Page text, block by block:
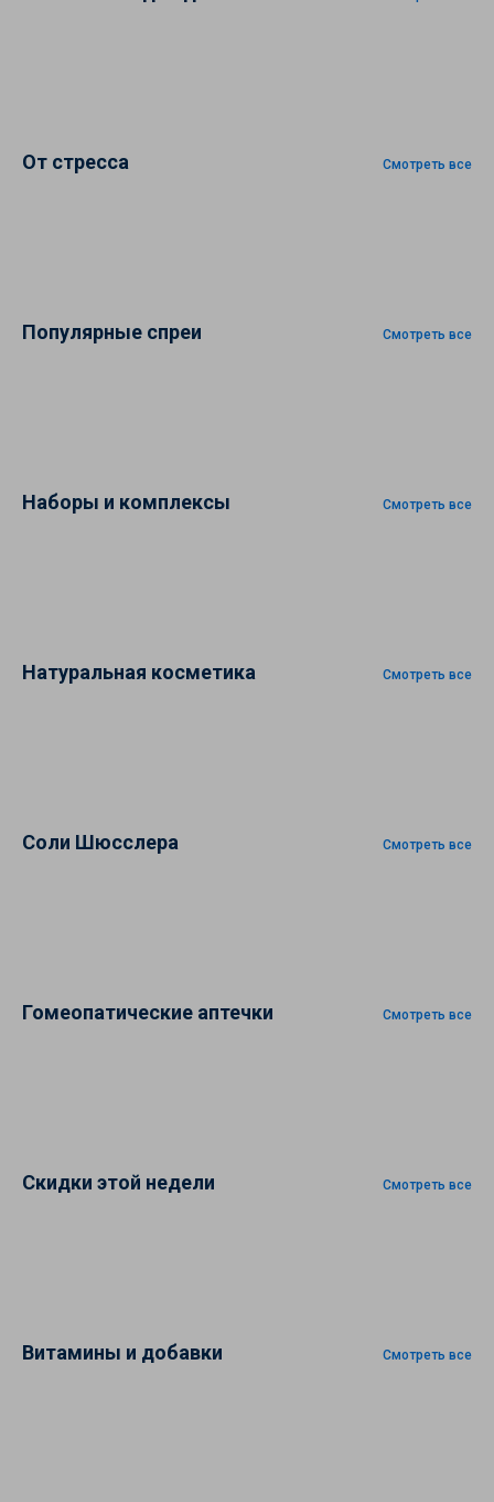
От стресса Смотреть все
Популярные спреи Смотреть все
Наборы и комплексы Смотреть все
Натуральная косметика Смотреть все
Соли Шюсслера Смотреть все
Гомеопатические аптечки Смотреть все
Скидки этой недели Смотреть все
Витамины и добавки Смотреть все